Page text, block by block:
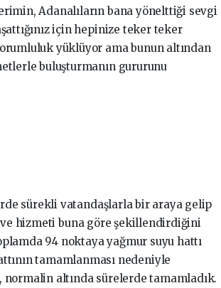
Adanalıların bana yönelttiği sevgi
için hepinize teker teker
yüklüyor ama bunun altından
buluşturmanın gururunu
sürekli vatandaşlarla bir araya gelip
hizmeti buna göre şekillendirdiğini
94 noktaya yağmur suyu hattı
tamamlanması nedeniyle
normalin altında sürelerde tamamladık.